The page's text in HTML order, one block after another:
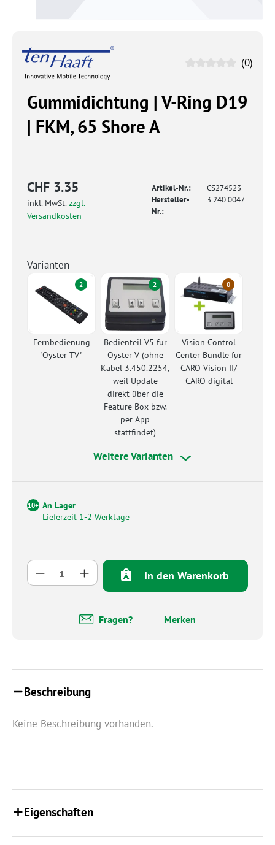
(0)
Gummidichtung | V-Ring D19
| FKM, 65 Shore A
CHF 3.35
inkl. MwSt.zzgl.
Versandkosten
Artikel-Nr.:
CS274523
Hersteller-
Nr.:
3.240.0047
Varianten
2
Fernbedienung
"Oyster TV"
2
Bedienteil V5 für
Oyster V (ohne
Kabel 3.450.2254,
weil Update
direkt über die
Feature Box bzw.
per App
stattfindet)
0
Vision Control
Center Bundle für
CARO Vision II/
CARO digital
Weitere Varianten
10+ An Lager
Lieferzeit 1-2 Werktage
Produkt Anzahl: Gib den gewünschten
In den Warenkorb
Fragen? Merken
Beschreibung
Keine Beschreibung vorhanden.
Eigenschaften